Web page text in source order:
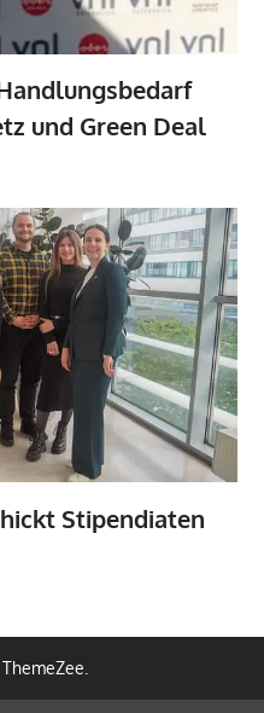
und Green Deal
Stipendiaten